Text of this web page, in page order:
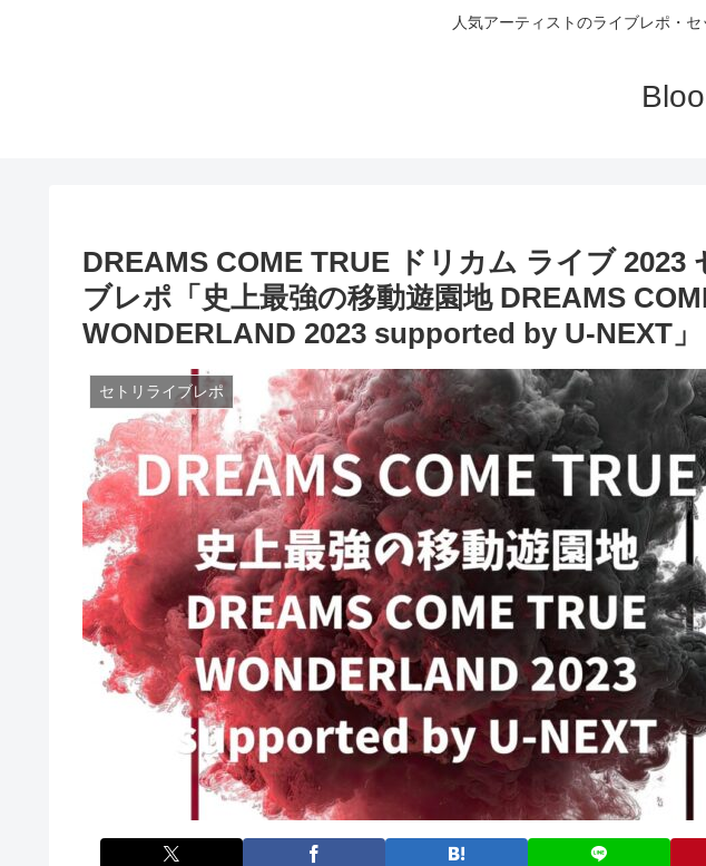
人気アーティストのライブレポ・
DREAMS COME TRUE ドリカム ライブ 2023
ブレポ「史上最強の移動遊園地 DREAMS
WONDERLAND 2023 supported by U-NEXT」
セトリライブレポ